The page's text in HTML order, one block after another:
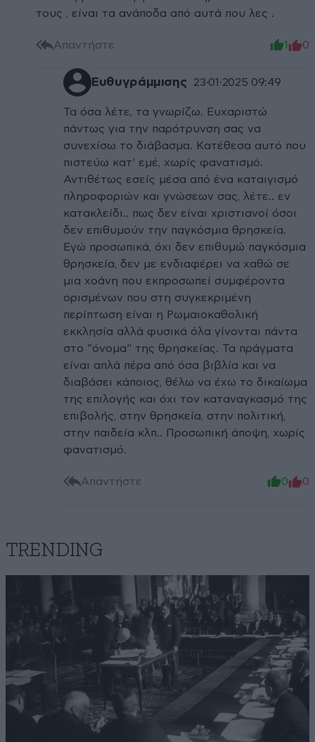
τους , είναι τα ανάποδα από αυτά που λες .
Απαντήστε 1 0
Ευθυγράμμισης 23·01·2025 09:49
Τα όσα λέτε, τα γνωρίζω. Ευχαριστώ
πάντως για την παρότρυνση σας να
συνεχίσω το διάβασμα. Κατέθεσα αυτό που
πιστεύω κατ' εμέ, χωρίς φανατισμό.
Αντιθέτως εσείς μέσα από ένα καταιγισμό
πληροφοριών και γνώσεων σας, λέτε.. εν
κατακλείδι.. πως δεν είναι χριστιανοί όσοι
δεν επιθυμούν την παγκόσμια θρησκεία.
Εγώ προσωπικά, όχι δεν επιθυμώ παγκόσμια
θρησκεία, δεν με ενδιαφέρει να χαθώ σε
μια χοάνη που εκπροσωπεί συμφέροντα
ορισμένων που στη συγκεκριμένη
περίπτωση είναι η Ρωμαιοκαθολική
εκκλησία αλλά φυσικά όλα γίνονται πάντα
στο "όνομα" της θρησκείας. Τα πράγματα
είναι απλά πέρα από όσα βιβλία και να
διαβάσει κάποιος, θέλω να έχω το δικαίωμα
της επιλογής και όχι τον καταναγκασμό της
επιβολής, στην θρησκεία, στην πολιτική,
στην παιδεία κλπ.. Προσωπική άποψη, χωρίς
φανατισμό.
Απαντήστε 0 0
TRENDING